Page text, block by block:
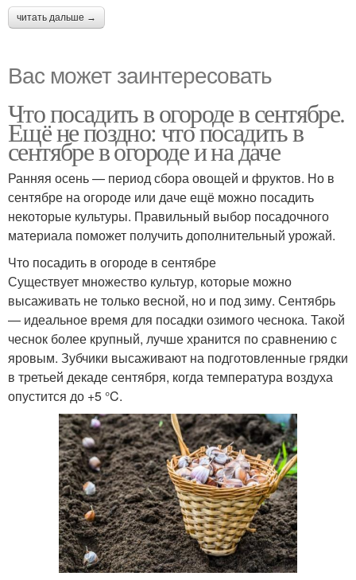
читать дальше →
Вас может заинтересовать
Что посадить в огороде в сентябре.
Ещё не поздно: что посадить в
сентябре в огороде и на даче
Ранняя осень — период сбора овощей и фруктов. Но в
сентябре на огороде или даче ещё можно посадить
некоторые культуры. Правильный выбор посадочного
материала поможет получить дополнительный урожай.
Что посадить в огороде в сентябре
Существует множество культур, которые можно
высаживать не только весной, но и под зиму. Сентябрь
— идеальное время для посадки озимого чеснока. Такой
чеснок более крупный, лучше хранится по сравнению с
яровым. Зубчики высаживают на подготовленные грядки
в третьей декаде сентября, когда температура воздуха
опустится до +5 °C.